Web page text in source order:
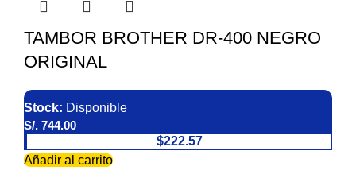
TAMBOR BROTHER DR-400 NEGRO
ORIGINAL
Stock: Disponible
S/. 744.00
$222.57
Añadir al carrito